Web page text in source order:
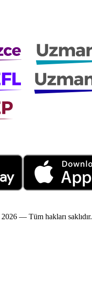
2026 — Tüm hakları saklıdır.